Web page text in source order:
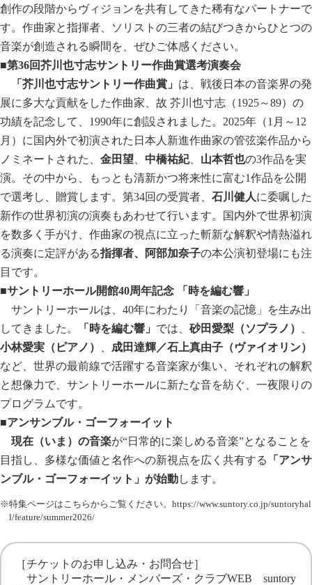
創作の段階からヴィジョンを共有してきた稀有なパートナーで
す。作曲家と指揮者、ソリストの三者の結びつきからひとつの
音楽が創造される瞬間を、ぜひご体感ください。
■第36回芥川也寸志サントリー作曲賞選考演奏会
「芥川也寸志サントリー作曲賞」 は、戦後日本の音楽界の発
展に多大な貢献をした作曲家、故 芥川也寸志（1925～89）の
功績を記念して、1990年に創設されました。2025年（1月～12
月）に国内外で初演された日本人新進作曲家の管弦楽作品から
ノミネートされた、 金田望 中橋祐紀、 山本哲也の3作品を実
演。その中から、もっとも清新かつ将来性に富む1作品を公開
で選考し、贈賞します。第34回の受賞者、 石川健人に委嘱した
新作の世界初演の演奏もあわせて行います。国内外で世界初演
を数多く手がけ、作曲家の視点に立った斬新な解釈や情熱溢れ
る演奏に定評がある指揮者、阿部加奈子の本公演初登場にも注
目です。
■サントリーホール開館40周年記念
「時を編む響」
サントリーホールは、40年にわたり「音楽の記憶」を生み出
してきました。
「時を編む響」 では、 砂田愛梨（ソプラノ）
小林愛実（ピアノ）
成田達輝／石上真由子（ヴァイオリン）
など、世界の最前線で活躍する音楽家が集い、それぞれの解釈
と想像力で、サントリーホールに新たな音を紡ぐ、一夜限りの
プログラムです。
■アンサンブル・ゴーフォーイット
現在（いま）の音楽が“日常的に楽しめる音楽”となることを
目指し、多様な価値と名作への新視点を広く共有する
「アンサ
ンブル・ゴーフォーイット」が始動します。
※特集ページはこちらからご覧ください。 https://www.suntory.co.jp/suntoryhal
l/feature/summer2026/
［チケットのお申し込み・お問合せ］
サントリーホール・メンバーズ・クラブWEB suntory